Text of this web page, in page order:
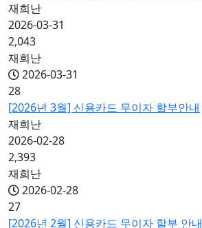
재희난
2026-03-31
2,043
재희난
2026-03-31
28
[2026년 3월] 신용카드 무이자 할부안내
재희난
2026-02-28
2,393
재희난
2026-02-28
27
[2026년 2월] 신용카드 무이자 할부 안내